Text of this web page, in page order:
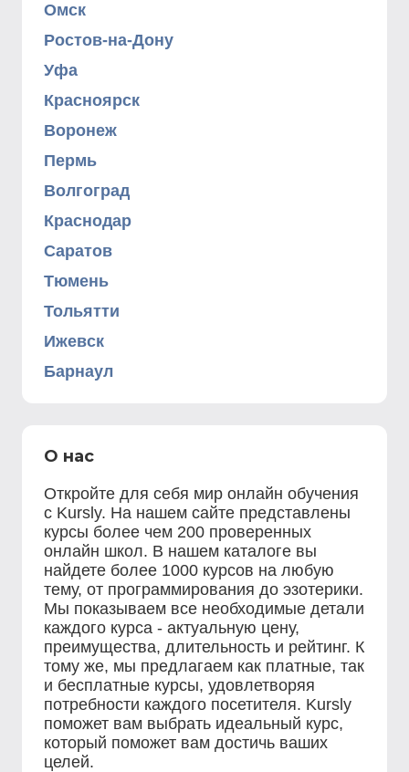
Омск
Ростов-на-Дону
Уфа
Красноярск
Воронеж
Пермь
Волгоград
Краснодар
Саратов
Тюмень
Тольятти
Ижевск
Барнаул
О нас
Откройте для себя мир онлайн обучения
с Kursly. На нашем сайте представлены
курсы более чем 200 проверенных
онлайн школ. В нашем каталоге вы
найдете более 1000 курсов на любую
тему, от программирования до эзотерики.
Мы показываем все необходимые детали
каждого курса - актуальную цену,
преимущества, длительность и рейтинг. К
тому же, мы предлагаем как платные, так
и бесплатные курсы, удовлетворяя
потребности каждого посетителя. Kursly
поможет вам выбрать идеальный курс,
который поможет вам достичь ваших
целей.